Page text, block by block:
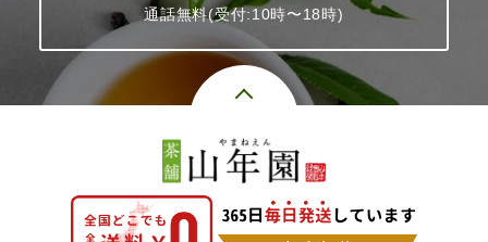
通話無料(受付:10時〜18時)